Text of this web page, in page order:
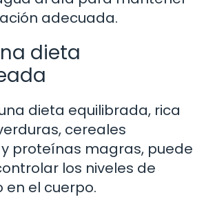
adecuada.
dieta
dieta equilibrada, rica
cereales
proteínas magras, puede
los niveles de
en el cuerpo.